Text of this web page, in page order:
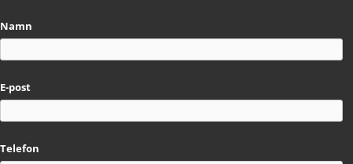
Namn
E-post
Telefon